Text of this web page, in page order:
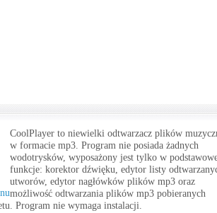
CoolPlayer to niewielki odtwarzacz plików
w formacie mp3. Program nie posiada żadnych
wodotrysków, wyposażony jest tylko w
funkcje: korektor dźwięku, edytor listy
utworów, edytor nagłówków plików mp3 oraz
możliwość odtwarzania plików mp3 pobieranych
Program nie wymaga instalacji.